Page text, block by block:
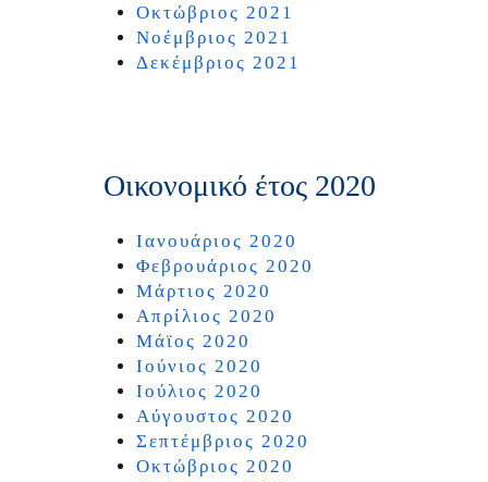
Οκτώβριος 2021
Νοέμβριος 2021
Δεκέμβριος 2021
Οικονομικό έτος 2020
Ιανουάριος 2020
Φεβρουάριος 2020
Μάρτιος 2020
Απρίλιος 2020
Μάϊος 2020
Ιούνιος 2020
Ιούλιος 2020
Αύγουστος 2020
Σεπτέμβριος 2020
Οκτώβριος 2020